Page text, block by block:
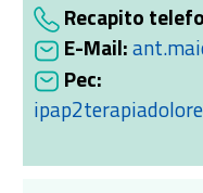
Recapito
E-Mail:
Pec: